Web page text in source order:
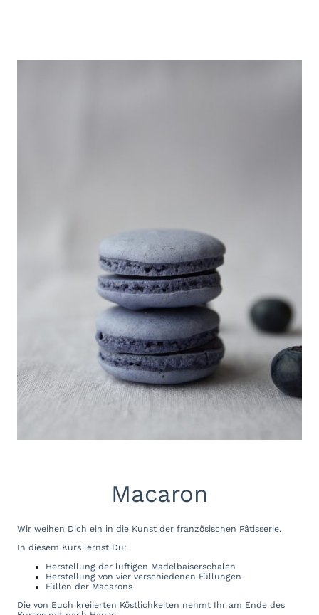
Macaron
Wir weihen Dich ein in die Kunst der französischen Pâtisserie.
In diesem Kurs lernst Du:
Herstellung der luftigen Madelbaiserschalen
Herstellung von vier verschiedenen Füllungen
Füllen der Macarons
Die von Euch kreiierten Köstlichkeiten nehmt Ihr am Ende des